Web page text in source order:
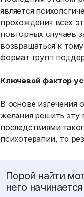
является
прохождения всех
повторных случаев
возвращаться к
формат групп
Ключевой фактор
В основе излечения
желания решить эту
последствиями
психотерапии, то
Порой найти
него